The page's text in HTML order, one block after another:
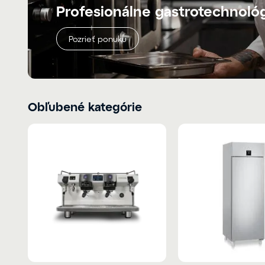
Profesionálne
Pozrieť ponuku
Obľubené kategórie